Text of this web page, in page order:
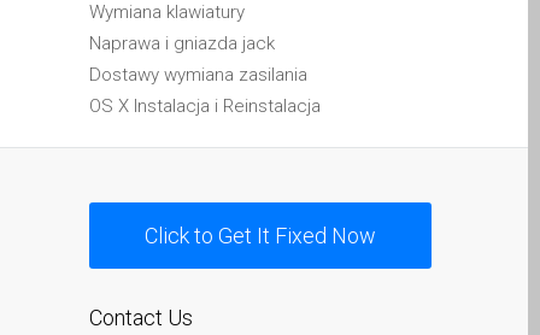
Apple MacBook-
Ladegeräte in Dundee –
Netzteile
Diehard Apple-Fans für
immer!
Generalüberholte Apple-
Wymiana klawiatury
Naprawa i gniazda jack
Dostawy wymiana zasilania
OS X Instalacja i Reinstalacja
Click to Get It Fixed Now
Contact Us